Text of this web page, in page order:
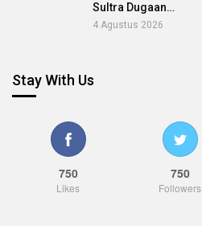
Sultra Dugaan…
4 Agustus 2026
Stay With Us
750
Likes
750
Followers